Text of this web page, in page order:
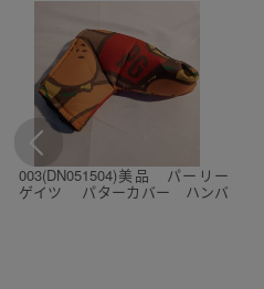
003(DN051504)美品 パーリー
ゲイツ パターカバー ハンバ